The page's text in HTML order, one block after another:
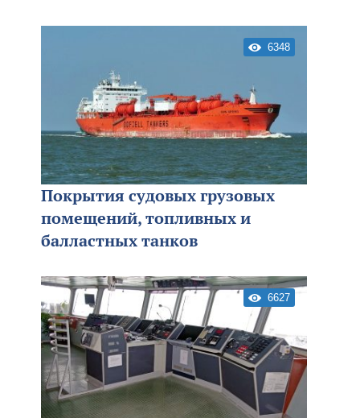
6348
Покрытия судовых грузовых
помещений, топливных и
балластных танков
6627